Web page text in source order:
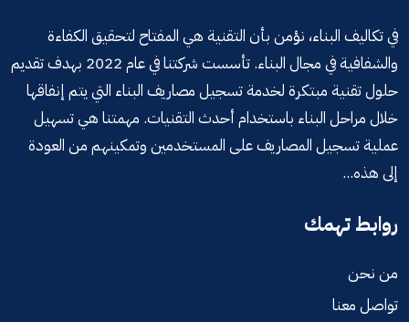
في تكاليف البناء، نؤمن بأن التقنية هي المفتاح لتحقيق الكفاءة
والشفافية في مجال البناء. تأسست شركتنا في عام 2022 بهدف تقديم
حلول تقنية مبتكرة لخدمة تسجيل مصاريف البناء التي يتم إنفاقها
خلال مراحل البناء باستخدام أحدث التقنيات. مهمتنا هي تسهيل
عملية تسجيل المصاريف على المستخدمين وتمكينهم من العودة
إلى هذه...
روابط تهمك
من نحن
تواصل معنا